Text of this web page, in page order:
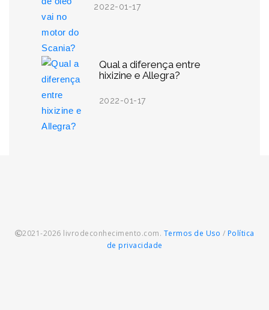
2022-01-17
Qual a diferença entre
hixizine e Allegra?
2022-01-17
2021-2026 livrodeconhecimento.com. Termos de Uso / Política
de privacidade